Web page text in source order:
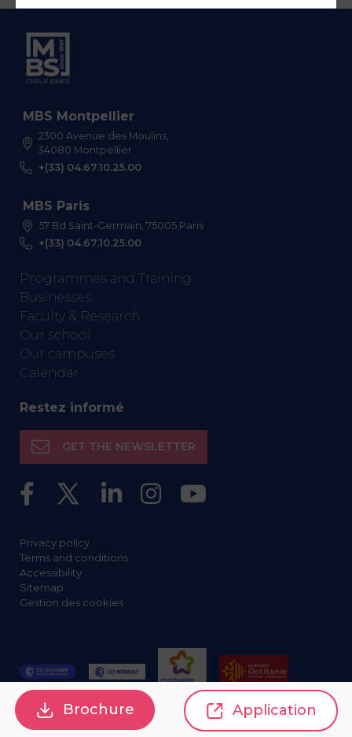
MBS Montpellier
2300 Avenue des Moulins,
34080 Montpellier
+(33) 04.67.10.25.00
MBS Paris
57 Bd Saint-Germain, 75005 Paris
+(33) 04.67.10.25.00
Programmes and Training
Businesses
Faculty & Research
Our school
Our campuses
Calendar
Restez informé
GET THE NEWSLETTER
Privacy policy
Terms and conditions
Accessibility
Sitemap
Gestion des cookies
Brochure Application